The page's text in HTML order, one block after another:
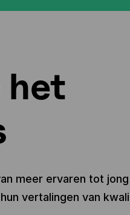
het
meer ervaren tot
vertalingen van